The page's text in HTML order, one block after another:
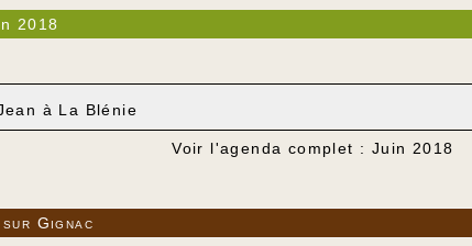
2018
à La Blénie
Voir l'agenda complet : Juin 2018
Gignac